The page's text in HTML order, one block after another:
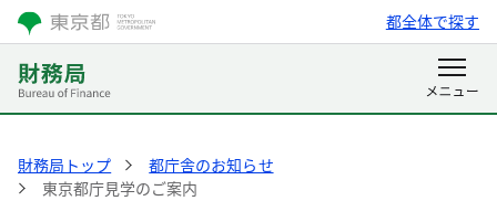
都全体で探す
財務局トップ
都庁舎のお知らせ
東京都庁見学のご案内